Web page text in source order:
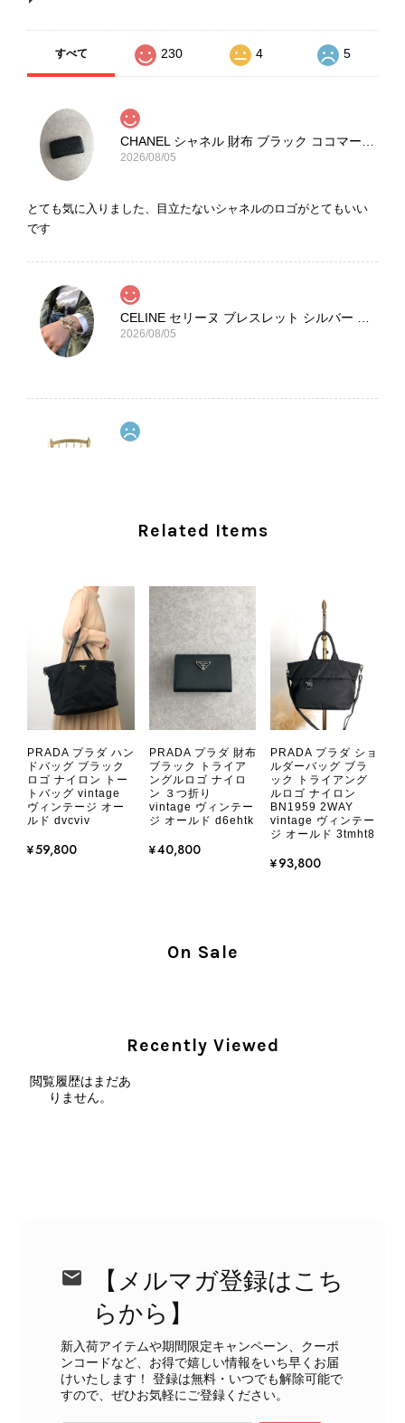
すべて 230 4 5
CHANEL シャネル 財布 ブラック ココマーク レザー キャビアスキン 長財布 vintage ヴィンテージ オールド cvjxwf
2026/08/05
とても気に入りました、目立たないシャネルのロゴがとてもいい
です
CELINE セリーヌ ブレスレット シルバー トリオンフ ホースビット SILVER925 vintage ヴィンテージ オールド 7f8hjn
2026/08/05
外装内装ともにAランクの商品を購入しました。 しかし、実際に
状態ではありません。 ヴィンテージ品であることは理解してお
り、多少の経年劣化は承知のうえで購入しています。 しかし、こ
のような状態であれば、商品説明や掲載写真で事前に明記してい
ただくべきだと思います。 実は以前こちらで購入した際にも、写
真には写っていない内側部分に目立つ汚れがありました。 そのと
きはたまたまだと思っていましたが、今回も掲載内容だけでは判
断できない状態の商品が届きとても残念です。 決して安い買い物
で購入することはないですが、同じような思いをする購入者が出
ないよう、商品の状態をより正確に記載し、見えない部分も含め
て写真や説明で分かるよう改善していただきたいです。
この度は、楽しみにお待ちいただいた
商品で、衛生面へのご不安を含め、残
苦しく感じております。 今回の商品
ンクを表示しております。これは、外
時の見落としとして真摯に受け止め、
検品方法と状態の伝え方を改めて見直
し、全スタッフで共有してまいりま
す。 オンラインでも安心して商品を
お選びいただけるよう、より正確な状
態確認とご案内に努めてまいります。
Related Items
PRADA プラダ ハン
ドバッグ ブラック
ロゴ ナイロン トー
トバッグ vintage
ヴィンテージ オー
ルド dvcviv
¥59,800
PRADA プラダ 財布
ブラック トライア
ングルロゴ ナイロ
ン ３つ折り
vintage ヴィンテー
ジ オールド d6ehtk
¥40,800
PRADA プラダ ショ
ルダーバッグ ブラ
ック トライアング
ルロゴ ナイロン
BN1959 2WAY
vintage ヴィンテー
ジ オールド 3tmht8
¥93,800
On Sale
Recently Viewed
閲覧履歴はまだあ
りません。
【メルマガ登録はこち
らから】
新入荷アイテムや期間限定キャンペーン、クーポ
ンコードなど、お得で嬉しい情報をいち早くお届
けいたします！ 登録は無料・いつでも解除可能で
すので、ぜひお気軽にご登録ください。